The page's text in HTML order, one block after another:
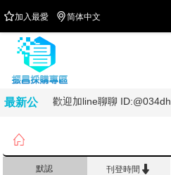
加入最愛 简体中文
最新公歡迎加line聊聊 ID:@034dhbsg

默認 刊登時間 